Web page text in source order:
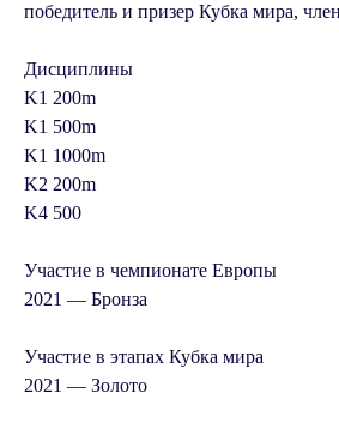
победитель и призер Кубка мира,
Дисциплины
K1 200m
K1 500m
K1 1000m
K2 200m
K4 500
Участие в чемпионате Европы
2021 — Бронза
Участие в этапах Кубка мира
2021 — Золото